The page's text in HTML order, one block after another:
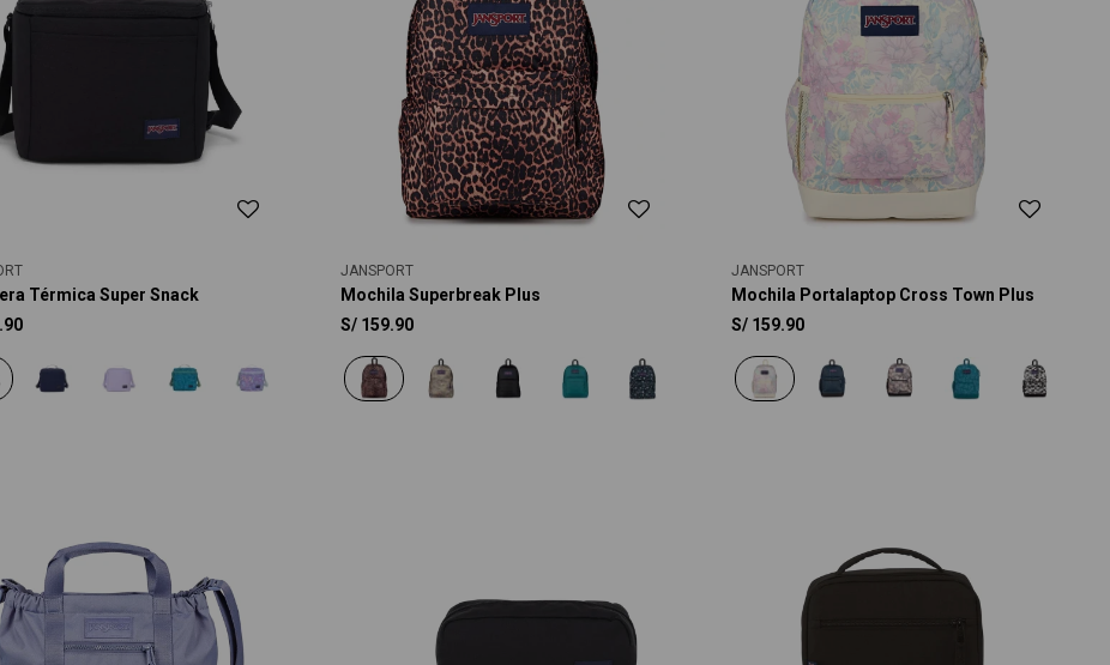
Térmica Super Snack
JANSPORT
Mochila Superbreak Plus
S/ 159.90
JANSPORT
Mochila Portalaptop Cross Town Plus
S/ 159.90